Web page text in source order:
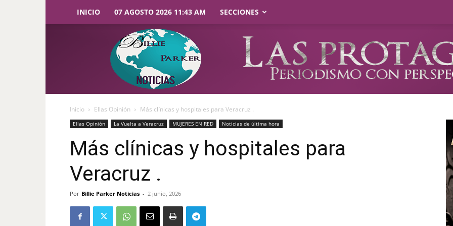
INICIO 07 AGOSTO 2026 11:43 AM SECCIONES
Parker
Noticias
Inicio Ellas Opinión Más clínicas y hospitales para Veracruz .
Ellas Opinión La Vuelta a Veracruz MUJERES EN RED Noticias de última hora
Más clínicas y hospitales para
Veracruz .
Por Billie Parker Noticias - 2 junio, 2026